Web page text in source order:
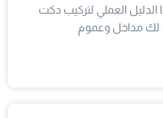
الدليل العملي لتركيب دكت
لك مداخل وعموم